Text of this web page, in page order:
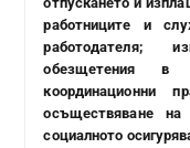
работниците и
работодателя;
обезщетения в
координационни
осъществяване на
социалното